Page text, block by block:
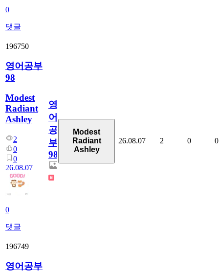
0
댓글
196750
영어공부
98
Modest
Radiant
Ashley
2
0
0
26.08.07
0
댓글
영
어
공
부
98
Modest
Radiant
Ashley
26.08.07 2 0 0
196749
영어공부